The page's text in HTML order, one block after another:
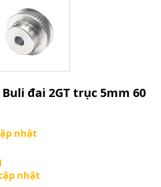
đai 2GT trục 5mm 60
nhật
nhật